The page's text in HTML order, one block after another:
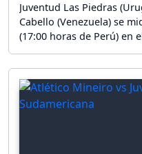
Juventud Las Piedras
Cabello (Venezuela) se
(17:00 horas de Perú) en
Montevideo por la fase
Sudamericana 2026.
partido por la Copa